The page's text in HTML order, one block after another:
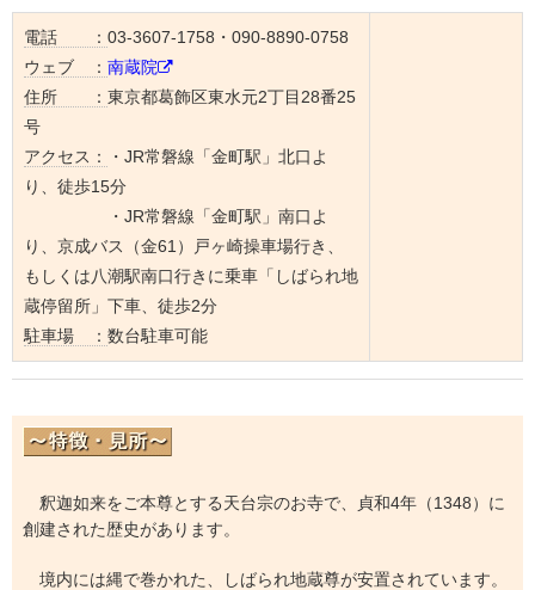
電話 ： 03-3607-1758・090-8890-0758
ウェブ ： 南蔵院
住所 ： 東京都葛飾区東水元2丁目28番25
号
アクセス：
・JR常磐線「金町駅」北口よ
り、徒歩15分
・JR常磐線「金町駅」南口よ
り、京成バス（金61）戸ヶ崎操車場行き、
もしくは八潮駅南口行きに乗車「しばられ地
蔵停留所」下車、徒歩2分
駐車場 ： 数台駐車可能
釈迦如来をご本尊とする天台宗のお寺で、貞和4年（1348）に
創建された歴史があります。
境内には縄で巻かれた、しばられ地蔵尊が安置されています。